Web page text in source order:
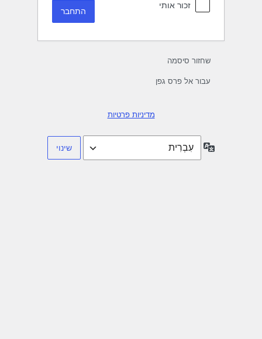
זכור אותי
שחזור סיסמה
עבור אל פרס גפן
מדיניות פרטיות
שפה